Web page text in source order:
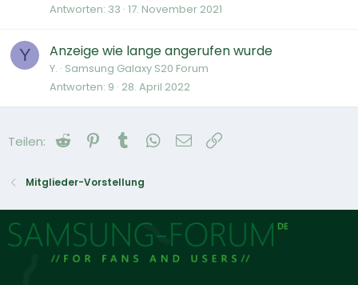
Antworten 33 17. November 2021
Y Anzeige wie lange angerufen wurde
Y. Samsung Galaxy S20 Forum
Antworten 9 28. April 2022
Teilen: Reddit Pinterest
Tumblr WhatsApp
E-Mail
Mitglieder-Vorstellung